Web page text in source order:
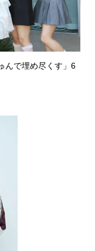
んで埋め尽くす」6